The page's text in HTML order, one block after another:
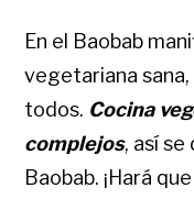
En el Baobab
vegetariana
todos. Cocina
complejos, así se
Baobab. ¡Hará